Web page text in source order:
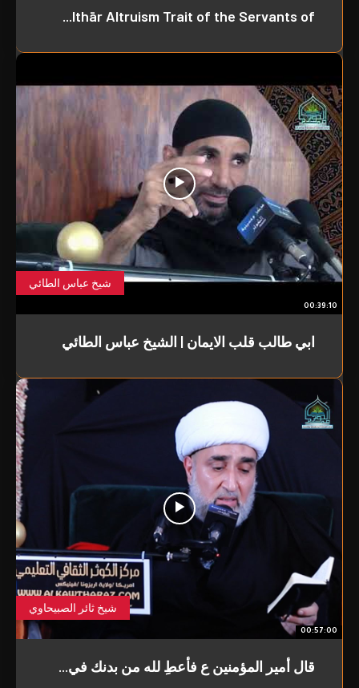
Ithār Altruism Trait of the Servants of...
شيخ عباس الطائي
00:39:10
ابي طالب قلب الايمان | الشيخ عباس الطائي
شيخ ثائر الصبيحاوي
00:57:00
قال أمير المؤمنين ع فأعطِ لله من بدنك في...